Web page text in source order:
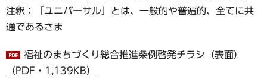
注釈：「ユニバーサル」とは、一般的や普遍的、全てに共
通であるさま
福祉のまちづくり総合推進条例啓発チラシ（表面）
（PDF・1,139KB）